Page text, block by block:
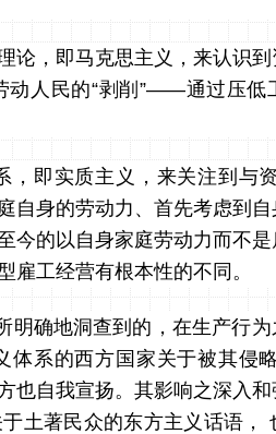
论，即马克思主义，来认识
人民的“剥削”——通过压低
即实质主义，来关注到与
自身的劳动力、首先考虑到自
今的以自身家庭劳动力而不
雇工经营有根本性的不同。
明确地洞查到的，在生产行为
系的西方国家关于被其侵
也自我宣扬。其影响之深入
土著民众的东方主义话语，